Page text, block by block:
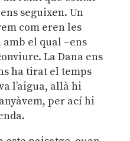
seguixen. Un
com eren les
amb el qual –ens
La Dana ens
ha tirat el temps
l’aigua, allà hi
per ací hi